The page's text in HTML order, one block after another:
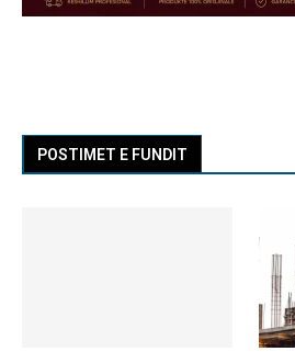
POSTIMET E FUNDIT